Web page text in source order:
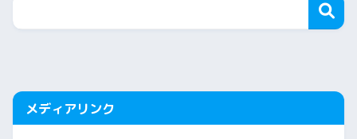
メディアリンク